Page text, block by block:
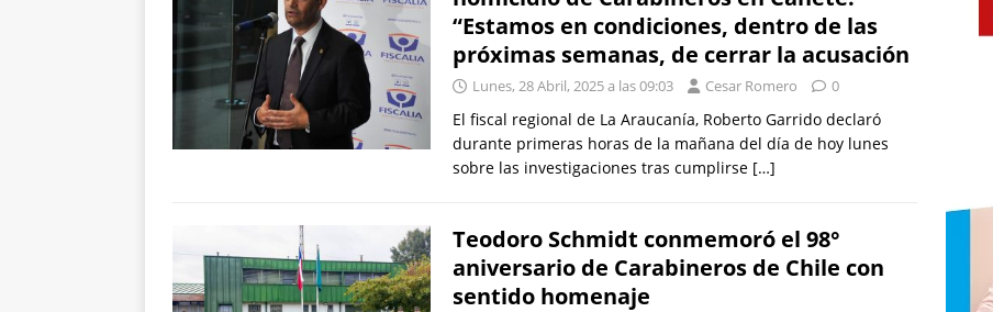
“Estamos en condiciones, dentro de las
próximas semanas, de cerrar la acusación
Lunes, 28 Abril, 2025 a las 09:03 Cesar Romero 0
El fiscal regional de La Araucanía, Roberto Garrido declaró
durante primeras horas de la mañana del día de hoy lunes
sobre las investigaciones tras cumplirse […]
Teodoro Schmidt conmemoró el 98°
aniversario de Carabineros de Chile con
sentido homenaje